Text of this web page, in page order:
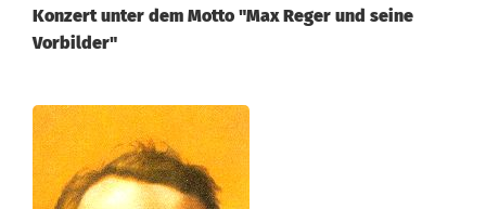
Konzert unter dem Motto "Max Reger und seine
Vorbilder"
Z